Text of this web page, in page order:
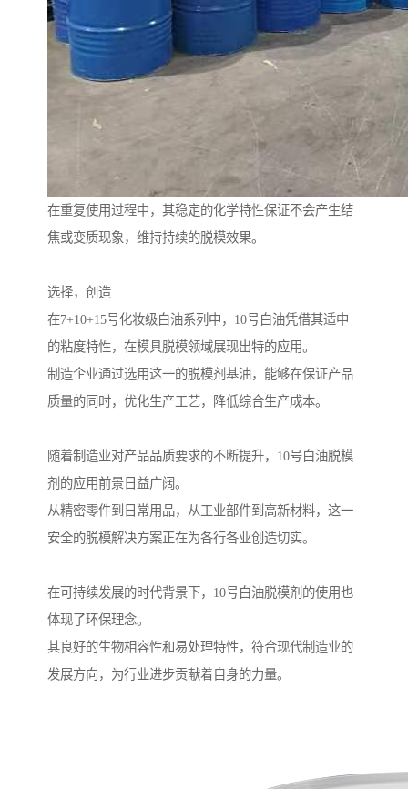
在重复使用过程中，其稳定的化学特性保证不会产生结
焦或变质现象，维持持续的脱模效果。
选择，创造
在7+10+15号化妆级白油系列中，10号白油凭借其适中
的粘度特性，在模具脱模领域展现出特的应用。
制造企业通过选用这一的脱模剂基油，能够在保证产品
质量的同时，优化生产工艺，降低综合生产成本。
随着制造业对产品品质要求的不断提升，10号白油脱模
剂的应用前景日益广阔。
从精密零件到日常用品，从工业部件到高新材料，这一
安全的脱模解决方案正在为各行各业创造切实。
在可持续发展的时代背景下，10号白油脱模剂的使用也
体现了环保理念。
其良好的生物相容性和易处理特性，符合现代制造业的
发展方向，为行业进步贡献着自身的力量。